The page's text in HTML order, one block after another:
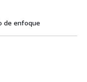
de enfoque